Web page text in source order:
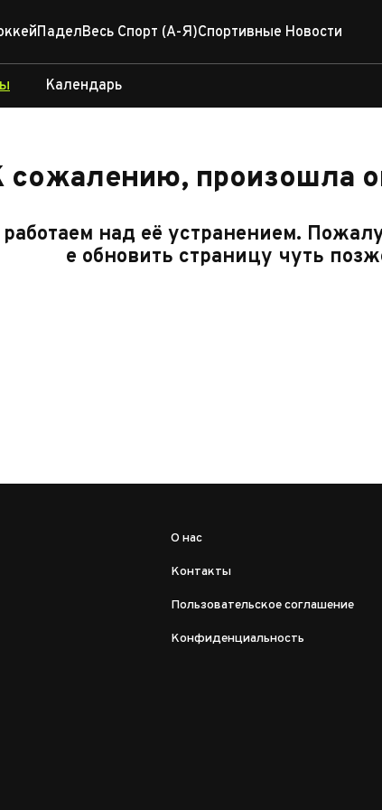
ПаделВесь Спорт (А-Я)Спортивные Новости
Календарь
сожалению, произошла
над её устранением.
е обновить страницу чуть
О нас
Контакты
Пользовательское соглашение
Конфиденциальность